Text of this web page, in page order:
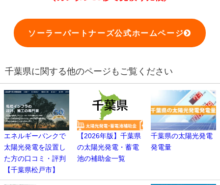
ソーラーパートナーズ公式ホームページ
千葉県に関する他のページもご覧ください
エネルギーバンクで
太陽光発電を設置し
た方の口コミ・評判
【千葉県松戸市】
【2026年版】千葉県
の太陽光発電・蓄電
池の補助金一覧
千葉県の太陽光発電
発電量